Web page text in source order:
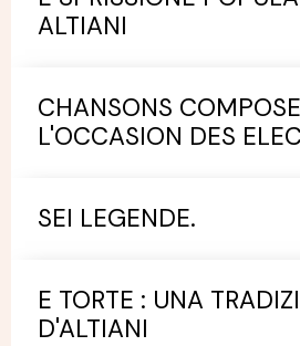
ALTIANI
CHANSONS
L'OCCASION DES
SEI LEGENDE.
E TORTE : UNA
D'ALTIANI